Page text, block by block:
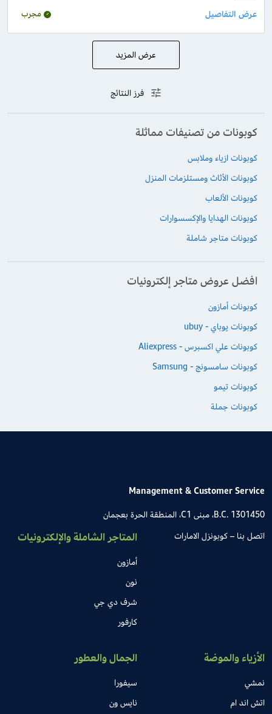
مجرب
عرض المزيد
فرز النتائج
كوبونات من تصنيفات مماثلة
كوبونات ازياء وملابس
كوبونات الأثاث ومستلزمات المنزل
كوبونات الألعاب
كوبونات الهدايا والإكسسوارات
كوبونات متاجر شاملة
افضل عروض متاجر إلكترونيات
كوبونات أمازون
كوبونات يوباي - ubuy
كوبونات علي اكسبرس - Aliexpress
كوبونات سامسونج - Samsung
كوبونات تيمو
كوبونات جملة
Management & Customer Service
B.C. 1301450، مبنى C1، المنطقة الحرة بعجمان
اتصل بنا – كوبونزل الامارات
المتاجر الشاملة والإلكترونيات
أمازون
نون
شرف دي جي
كارفور
الأزياء والموضة
نمشي
اتش اند ام
الجمال والعطور
سيفورا
نايس ون